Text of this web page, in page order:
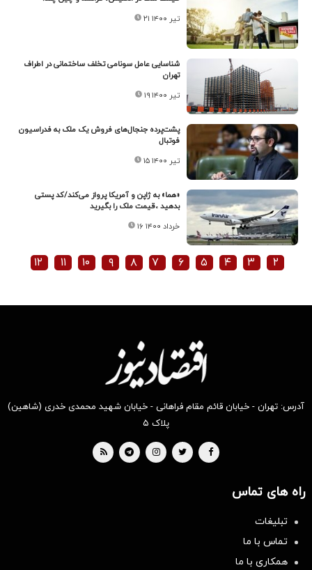
۲۱ تیر ۱۴۰۰
شناسایی عامل سونامی تخلف ساختمانی در اطراف
تهران
۱۹ تیر ۱۴۰۰
پشت‌پرده جنجال‌های فروش یک ملک به فدراسیون
فوتبال
۱۵ تیر ۱۴۰۰
«هما» به ژاپن و آمریکا پرواز می‌کند/کد پستی
بدهید ،قیمت ملک را بگیرید
۱۶ خرداد ۱۴۰۰
۲ ۳ ۴ ۵ ۶ ۷ ۸ ۹ ۱۰ ۱۱ ۱۲
آدرس: تهران - خیابان قائم مقام فراهانی - خیابان شهید محمدی خدری (شاهین)
پلاک ۵
راه های تماس
تبلیغات
تماس با ما
همکاری با ما